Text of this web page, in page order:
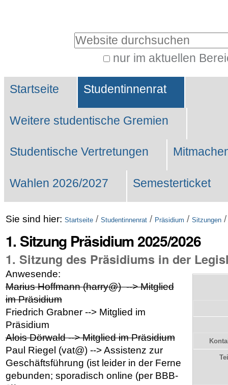
Website durchsuchen
nur im aktuellen
Suche…
Sektionen
Startseite Studentinnenrat
Weitere studentische Gremien
Studentische Vertretungen
Wahlen 2026/2027 Semesterticket
Sie sind hier: Startseite / Studentinnenrat / Präsidium / Sitzungen
1. Sitzung Präsidium 2025/2026
1. Sitzung des Präsidiums in der
Anwesende:
Marius Hoffmann (harry@) --> Mitglied
im Präsidium
Friedrich Grabner --> Mitglied im
Präsidium
Alois Dörwald --> Mitglied im Präsidium
Paul Riegel (vat@) --> Assistenz zur
Geschäftsführung (ist leider in der Ferne
gebunden; sporadisch online (per BBB-